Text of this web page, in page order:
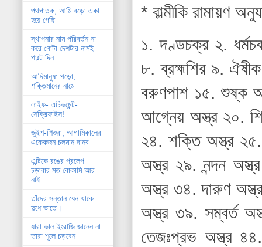
* বাল্মীকি রামায়ণ
১. দণ্ডচক্র ২.
৮. ব্রহ্মশির ৯.
বরুণপাশ ১৫. শুষ্ক
আগ্নেয় অস্ত্র ২০.
২৪. শক্তি অস্ত্র
অস্ত্র ২৯. নন্দন
অস্ত্র ৩৪. দারুণ
অস্ত্র ৩৯. সম্বর্ত
তেজঃপ্রভ অস্ত্র
পথগাতক, আমি বড়ো একা
হয়ে গেছি
স্থাপনার নাম পরিবর্তন না
করে গোটা দেশটার নামই
পাল্টে দিন
আদিমানুষ: পড়ো,
শক্তিমানের নামে
লাইফ- এচিভমেন্ট-
সেক্রিফাইস!
জুইশ-শিশুরা, আগামিকালের
একেকজন চলমান দানব
এন্টিকে রঙের প্রলেপ
চড়াবার মত বোকামি আর
নাই
তাঁদের সন্তান যেন থাকে
দুধে ভাতে।
যারা ভাল ইংরাজি জানেন না
তারা শূলে চড়বেন